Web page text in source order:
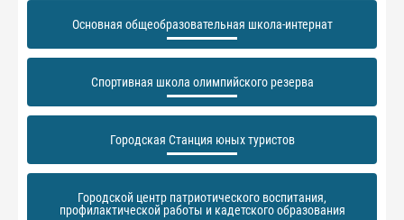
Основная общеобразовательная школа-интернат
Спортивная школа олимпийского резерва
Городская Станция юных туристов
Городской центр патриотического воспитания,
профилактической работы и кадетского образования